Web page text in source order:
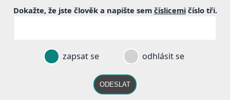
Dokažte, že jste člověk a napište sem číslicemičíslo tři.
zapsat se odhlásit se
ODESLAT